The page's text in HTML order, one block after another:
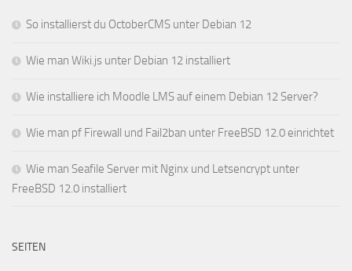
So installierst du OctoberCMS unter Debian 12
Wie man Wiki.js unter Debian 12 installiert
Wie installiere ich Moodle LMS auf einem Debian 12 Server?
Wie man pf Firewall und Fail2ban unter FreeBSD 12.0 einrichtet
Wie man Seafile Server mit Nginx und Letsencrypt unter
FreeBSD 12.0 installiert
SEITEN